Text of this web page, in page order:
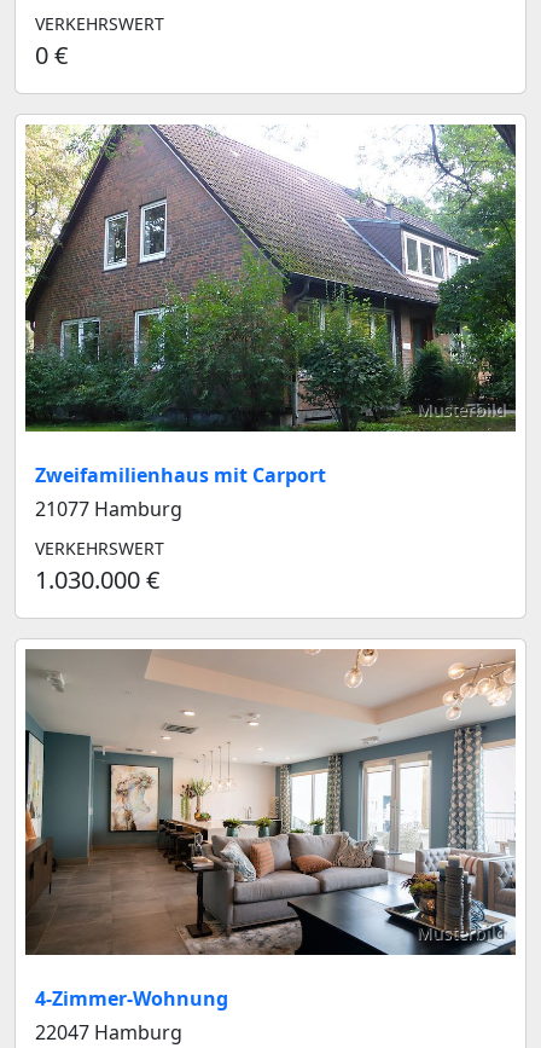
VERKEHRSWERT
0 €
Musterbild
Zweifamilienhaus mit Carport
21077 Hamburg
VERKEHRSWERT
1.030.000 €
Musterbild
4-Zimmer-Wohnung
22047 Hamburg